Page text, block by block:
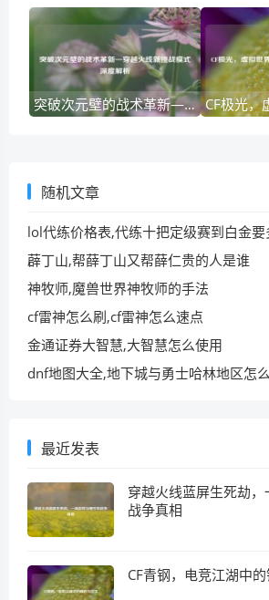
突破次元壁的战术革新—穿越火线新挑战模式深度解析
随机文章
lol代练价格表,代练十把定级赛到白金要
薜丁山,帮薛丁山又帮薛仁贵的人是谁
神牧师,魔兽世界神牧师的手法
cf雷神怎么刷,cf雷神怎么速点
金通证券大智慧,大智慧怎么使用
dnf地图大全,地下城与勇士哈林地区怎
最近发表
穿越火线蓝屏生死劫
战争真相
CF青钢，电竞江湖中